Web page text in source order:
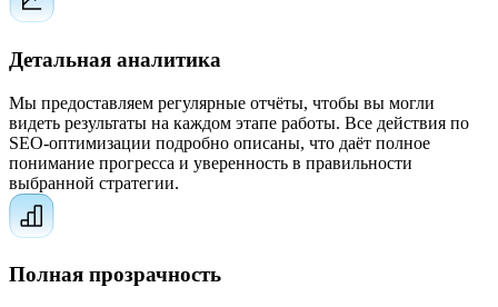
Детальная аналитика
Мы предоставляем регулярные отчёты, чтобы вы могли
видеть результаты на каждом этапе работы. Все действия по
SEO-оптимизации подробно описаны, что даёт полное
понимание прогресса и уверенность в правильности
выбранной стратегии.
Полная прозрачность